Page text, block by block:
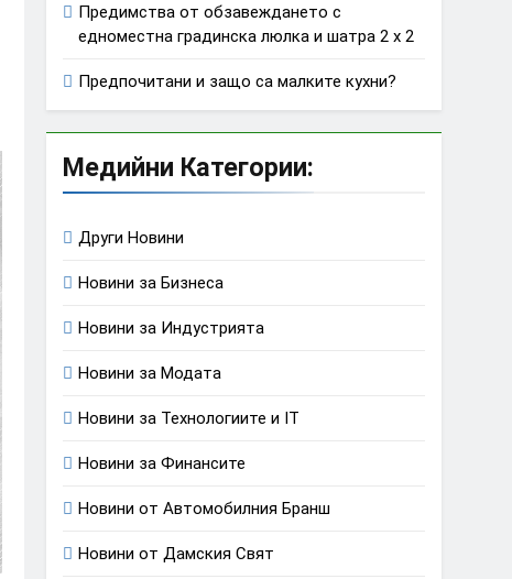
Предимства от обзавеждането с
едноместна градинска люлка и шатра 2 х 2
Предпочитани и защо са малките кухни?
Медийни Категории:
Други Новини
Новини за Бизнеса
Новини за Индустрията
Новини за Модата
Новини за Технологиите и IT
Новини за Финансите
Новини от Автомобилния Бранш
Новини от Дамския Свят